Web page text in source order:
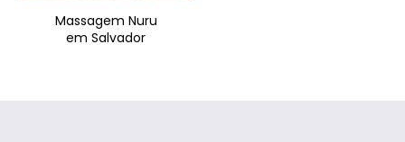
Massagem Nuru
em Salvador